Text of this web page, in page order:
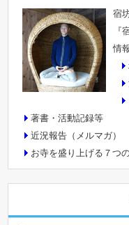
宿
『
情
著書・活動記録等
近況報告（メルマガ）
お寺を盛り上げる７つ